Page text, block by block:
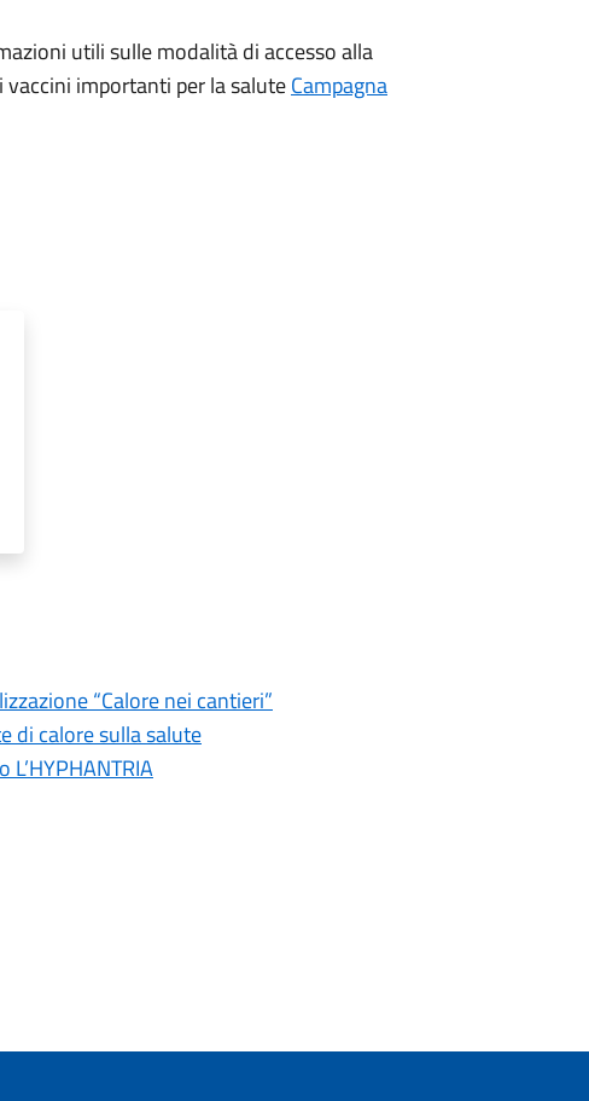
utili sulle modalità di accesso alla
importanti per la saluteCampagna
“Calore nei cantieri”
di calore sulla salute